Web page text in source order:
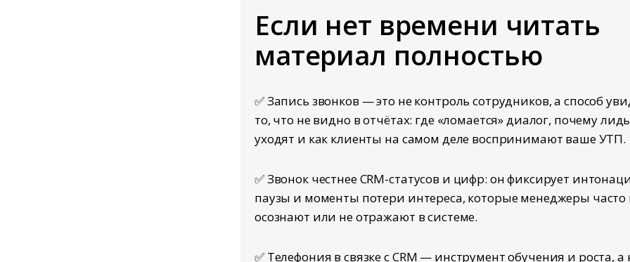
Если нет времени читать
материал полностью
✅ Запись звонков — это не контроль сотрудников, а способ
то, что не видно в отчётах: где «ломается» диалог, почему
уходят и как клиенты на самом деле воспринимают ваше УТП.
✅ Звонок честнее CRM-статусов и цифр: он фиксирует
паузы и моменты потери интереса, которые менеджеры часто
осознают или не отражают в системе.
✅ Телефония в связке с CRM — инструмент обучения и роста, а